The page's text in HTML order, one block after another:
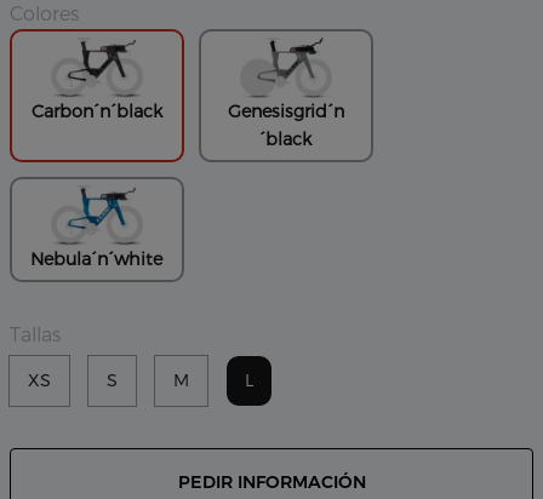
Colores
Carbon´n´black
Genesisgrid´n
´black
Nebula´n´white
Tallas
XS S M L
PEDIR INFORMACIÓN